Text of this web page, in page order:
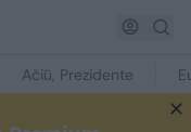
Ačiū, Prezidente